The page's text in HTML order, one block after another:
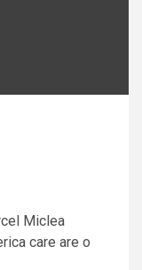
Miclea
care are o